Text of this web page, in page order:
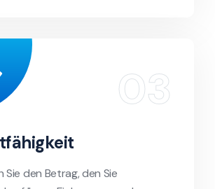
Sie den Betrag, den Sie